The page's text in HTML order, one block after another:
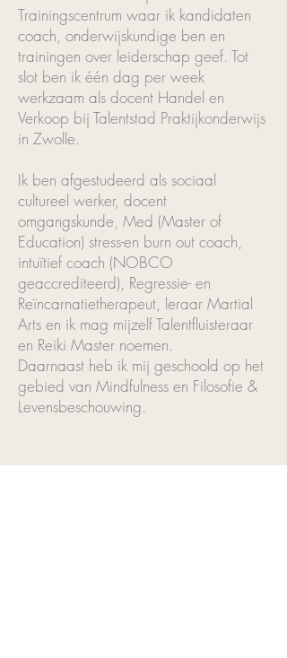
Trainingscentrum waar ik kandidaten
coach, onderwijskundige ben en
trainingen over leiderschap geef. Tot
slot ben ik één dag per week
werkzaam als docent Handel en
Verkoop bij Talentstad Praktijkonderwijs
in Zwolle.
Ik ben afgestudeerd als sociaal
cultureel werker, docent
omgangskunde, Med (Master of
Education) stress-en burn out coach,
intuïtief coach (NOBCO
geaccrediteerd), Regressie- en
Reïncarnatietherapeut, leraar Martial
Arts en ik mag mijzelf Talentfluisteraar
en Reiki Master noemen.
Daarnaast heb ik mij geschoold op het
gebied van Mindfulness en Filosofie &
Levensbeschouwing.